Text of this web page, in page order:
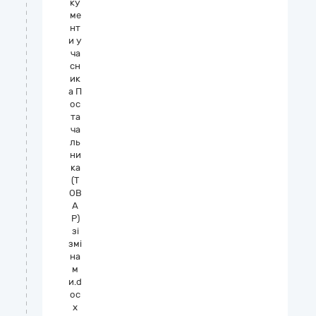
ку
ме
нт
и у
ча
сн
ик
а П
ос
та
ча
ль
ни
ка
(Т
ОВ
А
Р)
зі
змі
на
м
и.d
oc
x